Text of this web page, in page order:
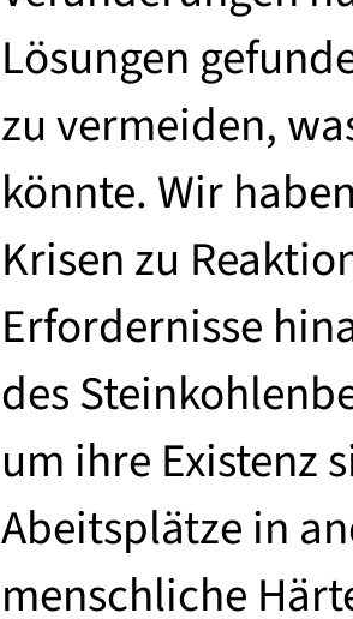
Lösungen
zu vermeiden,
könnte. Wir
Krisen zu
Erfordernisse
des
um ihre Existenz
Abeitsplätze in
menschliche